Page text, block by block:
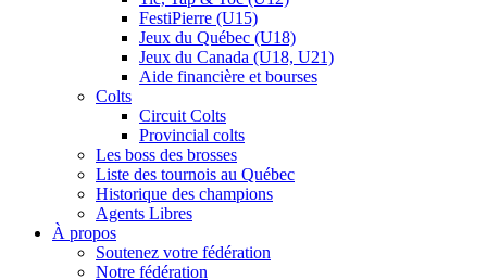
FestiPierre (U15)
Jeux du Québec (U18)
Jeux du Canada (U18, U21)
Aide financière et bourses
Colts
Circuit Colts
Provincial colts
Les boss des brosses
Liste des tournois au Québec
Historique des champions
Agents Libres
À propos
Soutenez votre fédération
Notre fédération